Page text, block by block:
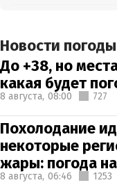
Новости
До +38, но
какая будет
8 августа, 08:00 727
Похолодание
некоторые
жары: погода
8 августа, 06:46 1253